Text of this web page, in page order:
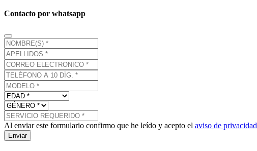
Contacto por whatsapp
Al enviar este formulario confirmo que he leído y acepto el aviso de privacidad
Enviar